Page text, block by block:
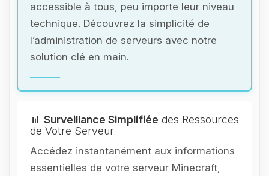
accessible à tous, peu importe leur niveau
technique. Découvrez la simplicité de
l’administration de serveurs avec notre
solution clé en main.
📊 Surveillance Simplifiée des Ressources
de Votre Serveur
Accédez instantanément aux informations
essentielles de votre serveur Minecraft,